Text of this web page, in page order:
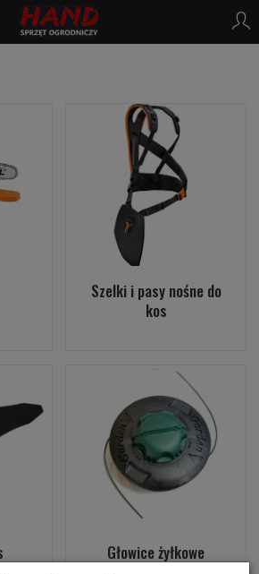
Szelki i pasy nośne do
kos
Głowice żyłkowe